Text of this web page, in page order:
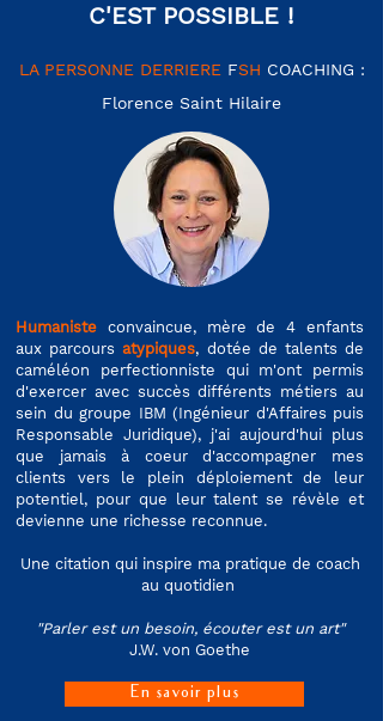
C'EST POSSIBLE !
LA PERSONNE DERRIERE FSH COACHING :
Florence Saint Hilaire
Humaniste convaincue, mère de 4 enfants
aux parcoursatypiques, dotée de talents de
caméléon perfectionniste qui m'ont permis
d'exercer avec succès différents métiers au
sein du groupe IBM (Ingénieur d'Affaires puis
Responsable Juridique), j'ai aujourd'hui plus
que jamais à coeur d'accompagner mes
clients vers le plein déploiement de leur
potentiel, pour que leur talent se révèle et
devienne une richesse reconnue.
Une citation qui inspire ma pratique de coach
au quotidien
"Parler est un besoin, écouter est un art"
J.W. von Goethe
En savoir plus